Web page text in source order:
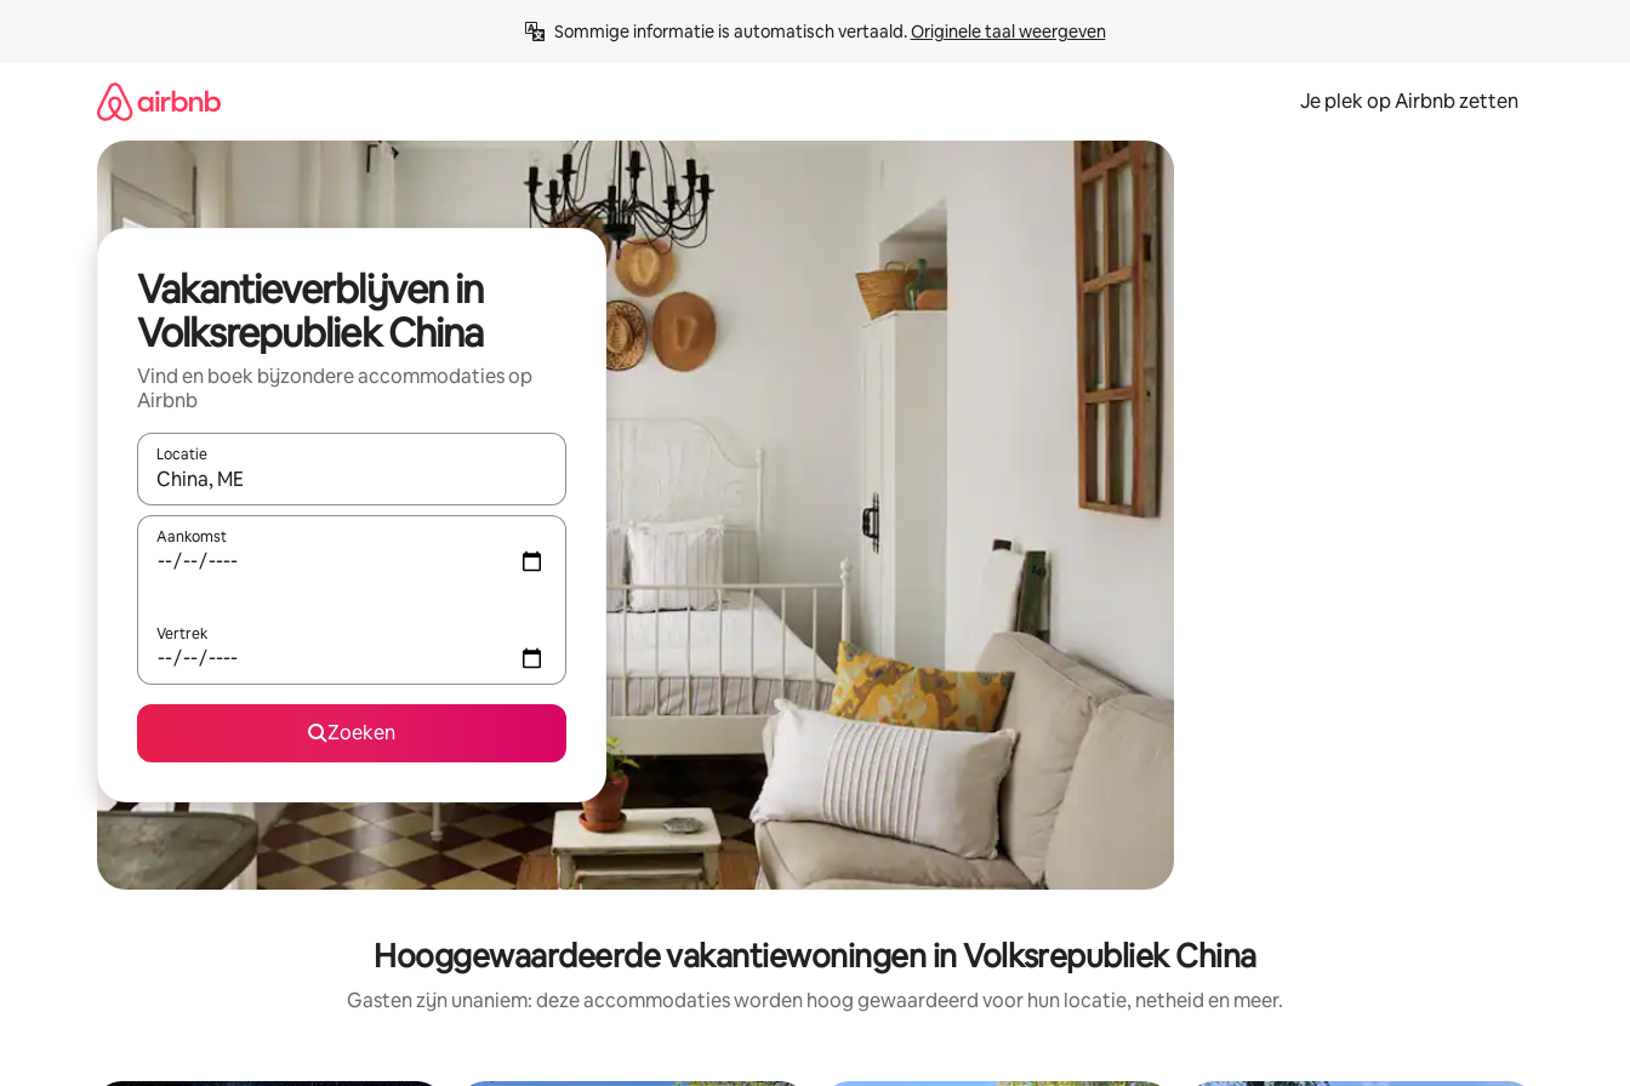
Sommige informatie is automatisch vertaald. Originele taal weergeven
Je plek op Airbnb zetten
Vakantieverblijven in
Volksrepubliek China
Vind en boek bijzondere accommodaties op
Airbnb
Locatie
Wanneer er resultaten beschikbaar zijn, maak je een keuze met je de pijltjestoetsen omhoog en omlaag, óf door te tikken of swipen.
Aankomst
Vertrek
Zoeken
Hooggewaardeerde vakantiewoningen in Volksrepubliek China
Gasten zijn unaniem: deze accommodaties worden hoog gewaardeerd voor hun locatie, netheid en meer.